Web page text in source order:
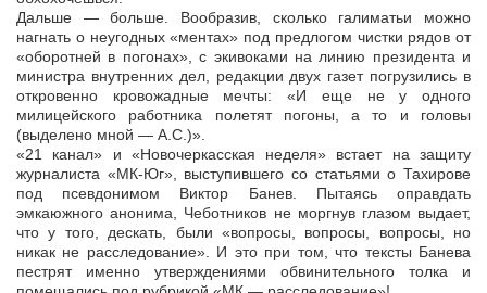
Дальше — больше. Вообразив, сколько галиматьи можно
нагнать о неугодных «ментах» под предлогом чистки рядов от
«оборотней в погонах», с экивоками на линию президента и
министра внутренних дел, редакции двух газет погрузились в
откровенно кровожадные мечты: «И еще не у одного
милицейского работника полетят погоны, а то и головы
(выделено мной — А.С.)».
«21 канал» и «Новочеркасская неделя» встает на защиту
журналиста «МК-Юг», выступившего со статьями о Тахирове
под псевдонимом Виктор Банев. Пытаясь оправдать
эмкаюжного анонима, Чеботников не моргнув глазом выдает,
что у того, дескать, были «вопросы, вопросы, вопросы, но
никак не расследование». И это при том, что тексты Банева
пестрят именно утверждениями обвинительного толка и